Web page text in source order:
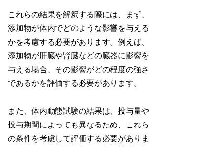
これらの結果を解釈する際には、まず、
添加物が体内でどのような影響を与える
かを考慮する必要があります。例えば、
添加物が肝臓や腎臓などの臓器に影響を
与える場合、その影響がどの程度の強さ
であるかを評価する必要があります。
また、体内動態試験の結果は、投与量や
投与期間によっても異なるため、これら
の条件を考慮して評価する必要がありま